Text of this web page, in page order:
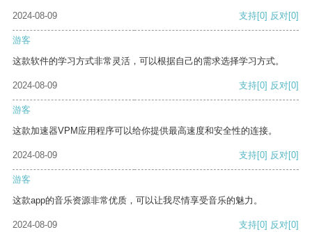
2024-08-09 支持[0] 反对[0]
游客
这款软件的学习方式非常灵活，可以根据自己的需求选择学习方式。
2024-08-09 支持[0] 反对[0]
游客
这款加速器VPM应用程序可以给你提供最高速度和安全性的连接。
2024-08-09 支持[0] 反对[0]
游客
这款app的音乐资源非常优质，可以让我尽情享受音乐的魅力。
2024-08-09 支持[0] 反对[0]